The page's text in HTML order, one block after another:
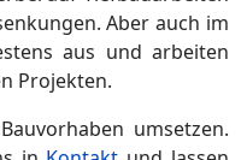
Aber auch im
aus und arbeiten
Projekten.
umsetzen.